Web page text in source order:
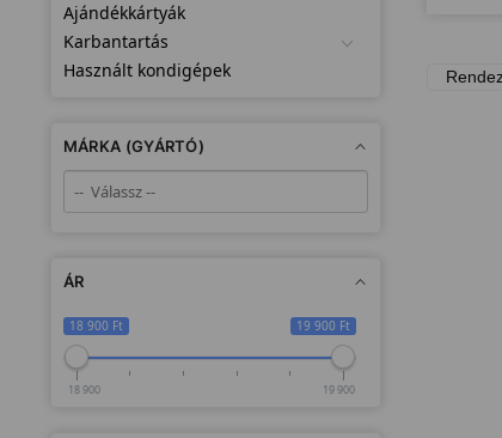
Ajándékkártyák
Karbantartás
Használt kondigépek
MÁRKA (GYÁRTÓ)
ÁR
18 900 Ft 19 900 Ft
18 900 19 900